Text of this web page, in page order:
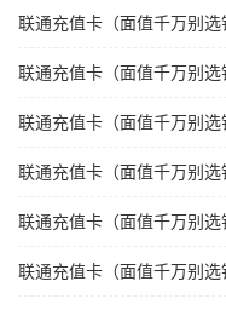
联通充值卡（面值千万别
联通充值卡（面值千万别
联通充值卡（面值千万别
联通充值卡（面值千万别
联通充值卡（面值千万别
联通充值卡（面值千万别